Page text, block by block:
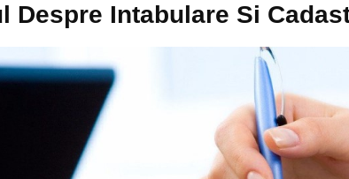
Despre Intabulare Si